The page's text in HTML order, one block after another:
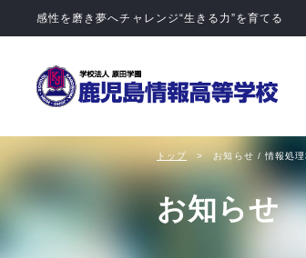
お知らせ
トップ お知らせ / 情報処理